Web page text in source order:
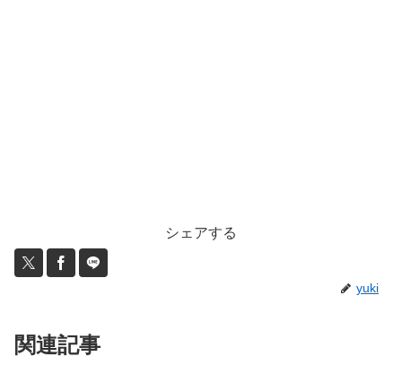
シェアする
yuki
関連記事